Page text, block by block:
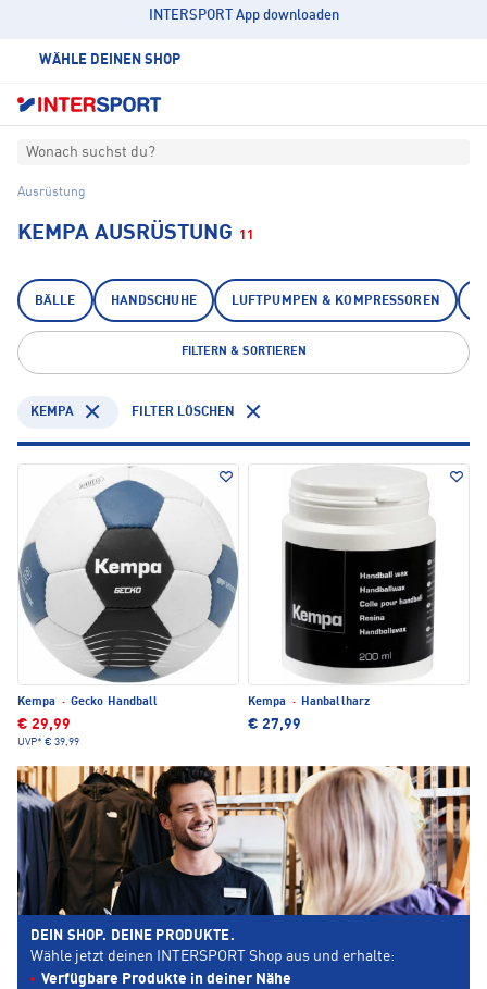
INTERSPORT App downloaden
WÄHLE DEINEN SHOP
Wonach suchst du?
Ausrüstung
KEMPA AUSRÜSTUNG 11
BÄLLE HANDSCHUHE LUFTPUMPEN & KOMPRESSOREN
FILTERN & SORTIEREN
KEMPA FILTER LÖSCHEN
Kempa · Gecko Handball
€ 29,99
UVP* € 39,99
Kempa · Hanballharz
€ 27,99
DEIN SHOP. DEINE PRODUKTE.
Wähle jetzt deinen INTERSPORT Shop aus und erhalte:
Verfügbare Produkte in deiner Nähe